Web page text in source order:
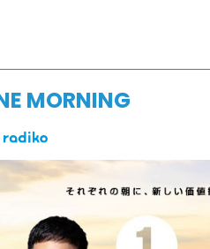
MORNING